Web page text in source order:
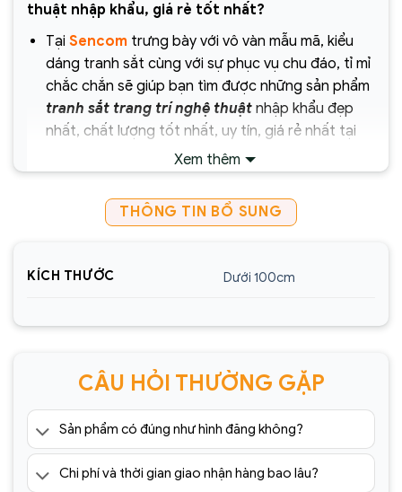
thuật nhập khẩu, giá rẻ tốt nhất?
Tại Sencomtrưng bày với vô vàn mẫu mã, kiểu
dáng tranh sắt cùng với sự phục vụ chu đáo, tỉ mỉ
chắc chắn sẽ giúp bạn tìm được những sản phẩm
tranh sắt trang trí nghệ thuậtnhập khẩu đẹp
nhất, chất lượng tốt nhất, uy tín, giá rẻ nhất tại
Chịu trách nhiệm về sản phẩm :
Công ty Cổ Phần Xây Dựng và Thương Mại
Website:https://sencom.vn/
Trung, Hà Đông, Hà Nội
*ƯU ĐÃI: Miễn phí vận chuyển Toàn quốc phí vận
chuyển ngoại thành. Áp dụng đối với đơn hàng có
giá trị trên 1.500.000đ (Bao gồm tất cả mã sản
phẩm)
Xem thêm
THÔNG TIN BỔ SUNG
KÍCH THƯỚC Dưới 100cm
CÂU HỎI THƯỜNG GẶP
Sản phẩm có đúng như hình đăng không?
Chi phí và thời gian giao nhận hàng bao lâu?